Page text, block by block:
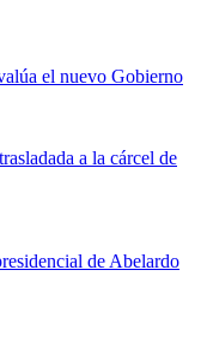
el nuevo Gobierno
a la cárcel de
de Abelardo